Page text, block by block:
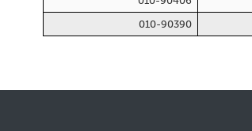
010-90390